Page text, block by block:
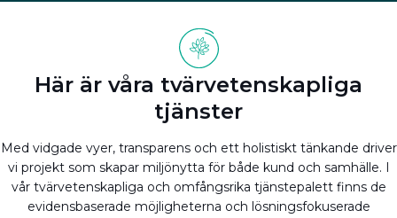
Här är våra tvärvetenskapliga
tjänster
Med vidgade vyer, transparens och ett holistiskt tänkande driver
vi projekt som skapar miljönytta för både kund och samhälle. I
vår tvärvetenskapliga och omfångsrika tjänstepalett finns de
evidensbaserade möjligheterna och lösningsfokuserade